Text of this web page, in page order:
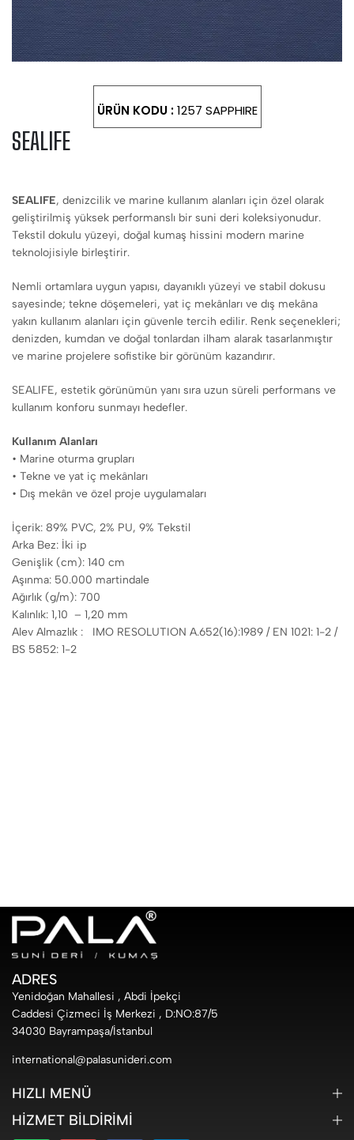
ÜRÜN KODU :1257 SAPPHIRE
SEALIFE
SEALIFE, denizcilik ve marine kullanım alanları için özel olarak
geliştirilmiş yüksek performanslı bir suni deri koleksiyonudur.
Tekstil dokulu yüzeyi, doğal kumaş hissini modern marine
teknolojisiyle birleştirir.
Nemli ortamlara uygun yapısı, dayanıklı yüzeyi ve stabil dokusu
sayesinde; tekne döşemeleri, yat iç mekânları ve dış mekâna
yakın kullanım alanları için güvenle tercih edilir. Renk seçenekleri;
denizden, kumdan ve doğal tonlardan ilham alarak tasarlanmıştır
ve marine projelere sofistike bir görünüm kazandırır.
SEALIFE, estetik görünümün yanı sıra uzun süreli performans ve
kullanım konforu sunmayı hedefler.
Kullanım Alanları
• Marine oturma grupları
• Tekne ve yat iç mekânları
• Dış mekân ve özel proje uygulamaları
İçerik: 89% PVC, 2% PU, 9% Tekstil
Arka Bez: İki ip
Genişlik (cm): 140 cm
Aşınma: 50.000 martindale
Ağırlık (g/m): 700
Kalınlık: 1,10 – 1,20 mm
Alev Almazlık : IMO RESOLUTION A.652(16):1989 / EN 1021: 1-2 /
BS 5852: 1-2
ADRES
Yenidoğan Mahallesi , Abdi İpekçi
Caddesi Çizmeci İş Merkezi , D:NO:87/5
34030 Bayrampaşa/İstanbul
international@palasunideri.com
HIZLI MENÜ
HIZMET BILDIRIMI